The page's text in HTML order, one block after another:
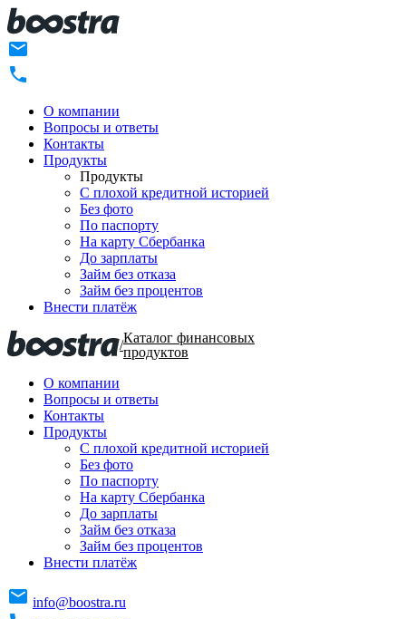
О компании
Вопросы и ответы
Контакты
Продукты
Продукты
C плохой кредитной историей
Без фото
По паспорту
На карту Сбербанка
До зарплаты
Займ без отказа
Займ без процентов
Внести платёж
/Каталог финансовых
продуктов
О компании
Вопросы и ответы
Контакты
Продукты
C плохой кредитной историей
Без фото
По паспорту
На карту Сбербанка
До зарплаты
Займ без отказа
Займ без процентов
Внести платёж
info@boostra.ru